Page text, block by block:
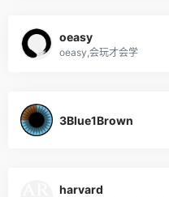
oeasy
oeasy,会玩才会学
3Blue1Brown
harvard